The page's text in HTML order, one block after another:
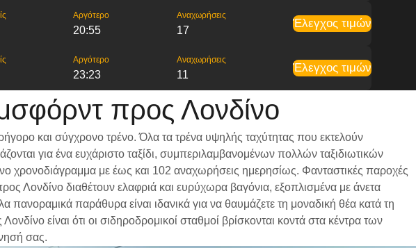
Αργότερο
20:55
Αναχωρήσεις
17
Έλεγχος τιμών
Αργότερο
23:23
Αναχωρήσεις
11
Έλεγχος τιμών
προς Λονδίνο
και σύγχρονο τρένο. Όλα τα τρένα υψηλής ταχύτητας που εκτελούν
για ένα ευχάριστο ταξίδι, συμπεριλαμβανομένων πολλών ταξιδιωτικών
χρονοδιάγραμμα με έως και 102 αναχωρήσεις ημερησίως. Φανταστικές παροχές
Λονδίνο διαθέτουν ελαφριά και ευρύχωρα βαγόνια, εξοπλισμένα με άνετα
παράθυρα είναι ιδανικά για να θαυμάζετε τη μοναδική θέα κατά τη
είναι ότι οι σιδηροδρομικοί σταθμοί βρίσκονται κοντά στα κέντρα των
σας.